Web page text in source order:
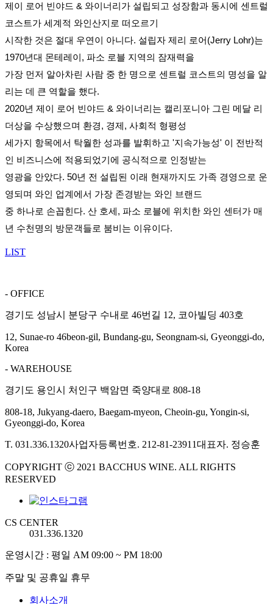
제이 로어 빈야드 & 와이너리가 설립되고 성장함과 동시에 센트럴
코스트가 세계적 와인산지로 떠오르기
시작한 것은 절대 우연이 아니다. 설립자 제리 로어(Jerry Lohr)는
1970년대 몬테레이, 파소 로블 지역의 잠재력을
가장 먼저 알아차린 사람 중 한 명으로 센트럴 코스트의 명성을 알
리는 데 큰 역할을 했다.
2020년 제이 로어 빈야드 & 와이너리는 캘리포니아 그린 메달 리
더상을 수상했으며 환경, 경제, 사회적 형평성
세가지 항목에서 탁월한 성과를 발휘하고 '지속가능성' 이 전반적
인 비즈니스에 적용되었기에 공식적으로 인정받는
영광을 안았다. 50년 전 설립된 이래 현재까지도 가족 경영으로 운
영되며 와인 업계에서 가장 존경받는 와인 브랜 드
중 하나로 손꼽힌다. 산 호세, 파소 로블에 위치한 와인 센터가 매
년 수천명의 방문객들로 붐비는 이유이다.
LIST
- OFFICE
경기도 성남시 분당구 수내로 46번길 12, 코아빌딩 403호
12, Sunae-ro 46beon-gil, Bundang-gu, Seongnam-si, Gyeonggi-do,
Korea
- WAREHOUSE
경기도 용인시 처인구 백암면 죽양대로 808-18
808-18, Jukyang-daero, Baegam-myeon, Cheoin-gu, Yongin-si,
Gyeonggi-do, Korea
T. 031.336.1320사업자등록번호. 212-81-23911대표자. 정승훈
COPYRIGHT ⓒ 2021 BACCHUS WINE. ALL RIGHTS
RESERVED
CS CENTER
031.336.1320
운영시간 : 평일 AM 09:00 ~ PM 18:00
주말 및 공휴일 휴무
회사소개